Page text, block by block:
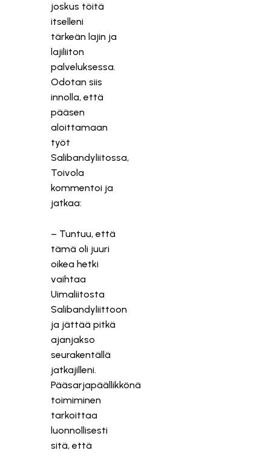
joskus töitä
itselleni
tärkeän lajin ja
lajiliiton
palveluksessa.
Odotan siis
innolla, että
pääsen
aloittamaan
työt
Salibandyliitossa,
Toivola
kommentoi ja
jatkaa:
– Tuntuu, että
tämä oli juuri
oikea hetki
vaihtaa
Uimaliitosta
Salibandyliittoon
ja jättää pitkä
ajanjakso
seurakentällä
jatkajilleni.
Pääsarjapäällikkönä
toimiminen
tarkoittaa
luonnollisesti
sitä, että